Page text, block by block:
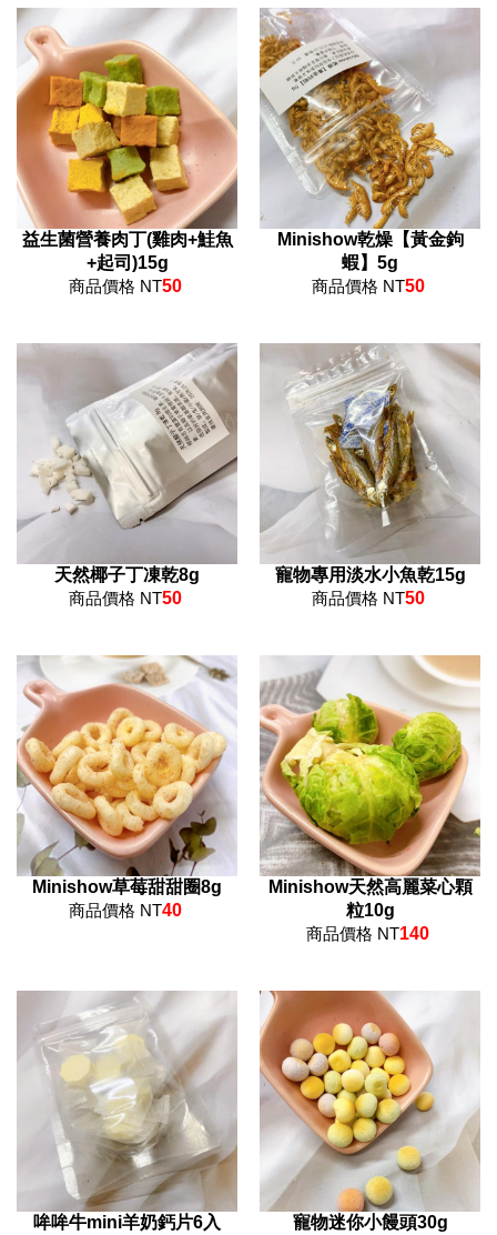
益生菌營養肉丁(雞肉+鮭魚
+起司)15g
商品價格 NT50
Minishow乾燥【黃金鉤
蝦】5g
商品價格 NT50
天然椰子丁凍乾8g
商品價格 NT50
寵物專用淡水小魚乾15g
商品價格 NT50
Minishow草莓甜甜圈8g
商品價格 NT40
Minishow天然高麗菜心顆
粒10g
商品價格 NT140
哞哞牛mini羊奶鈣片6入
寵物迷你小饅頭30g